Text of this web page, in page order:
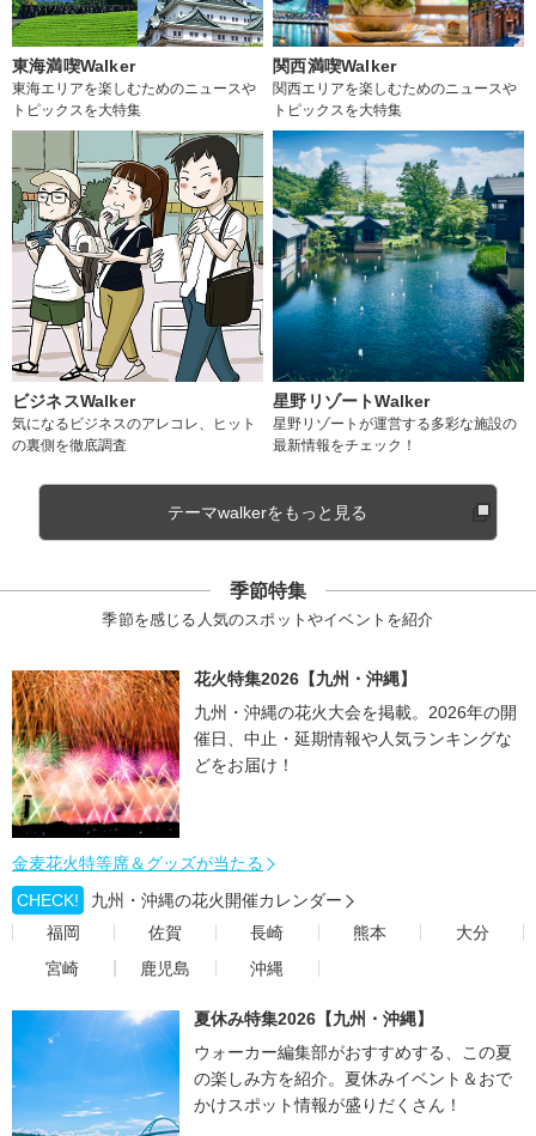
東海満喫Walker
東海エリアを楽しむためのニュースや
トピックスを大特集
関西満喫Walker
関西エリアを楽しむためのニュースや
トピックスを大特集
ビジネスWalker
気になるビジネスのアレコレ、ヒット
の裏側を徹底調査
星野リゾートWalker
星野リゾートが運営する多彩な施設の
最新情報をチェック！
テーマwalkerをもっと見る
季節特集
季節を感じる人気のスポットやイベントを紹介
花火特集2026【九州・沖縄】
九州・沖縄の花火大会を掲載。2026年の開
催日、中止・延期情報や人気ランキングな
どをお届け！
金麦花火特等席＆グッズが当たる
CHECK!
九州・沖縄の花火開催カレンダー
福岡
佐賀 長崎 熊本
大分
宮崎
鹿児島 沖縄
夏休み特集2026【九州・沖縄】
ウォーカー編集部がおすすめする、この夏
の楽しみ方を紹介。夏休みイベント＆おで
かけスポット情報が盛りだくさん！